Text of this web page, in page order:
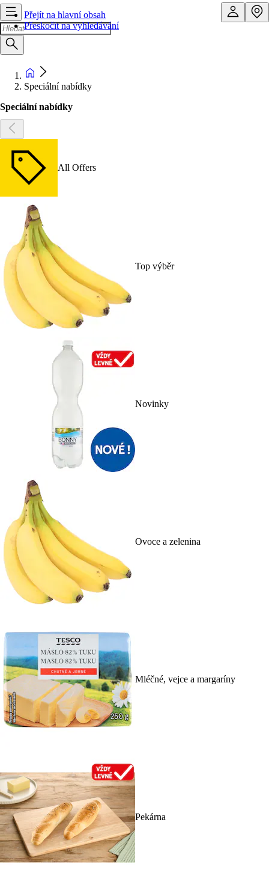
Přejít na hlavní obsah
Přeskočit na vyhledávání
Speciální nabídky
Speciální nabídky
All Offers
Top výběr
Novinky
Ovoce a zelenina
Mléčné, vejce a margaríny
Pekárna